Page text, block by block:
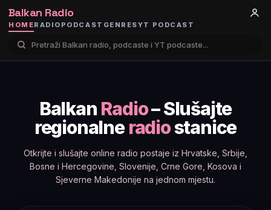
Balkan Radio
HOMERADIO PODCAST GENRESYT PODCAST
Balkan Radio– Slušajte
regionalneradiostanice
Otkrijte i slušajte online radio postaje iz Hrvatske, Srbije,
Bosne i Hercegovine, Slovenije, Crne Gore, Kosova i
Sjeverne Makedonije na jednom mjestu.